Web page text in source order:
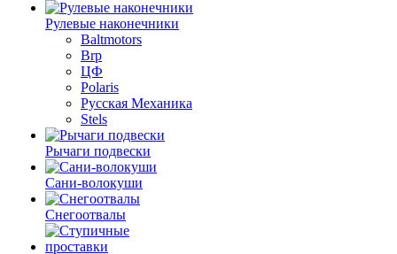
Рулевые наконечники
Baltmotors
Brp
ЦФ
Polaris
Русская Механика
Stels
Рычаги подвески
Сани-волокуши
Снегоотвалы